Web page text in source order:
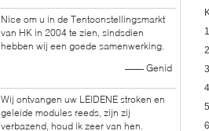
Nice om u in de Tentoonstellingsmarkt
van HK in 2004 te zien, sindsdien
hebben wij een goede samenwerking.
—— Genid
Wij ontvangen uw LEIDENE stroken en
geleide modules reeds, zijn zij
verbazend, houd ik zeer van hen.